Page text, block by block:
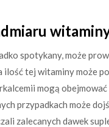
spotykany, może
ilość tej witaminy może
mogą
przypadkach może
zalecanych dawek